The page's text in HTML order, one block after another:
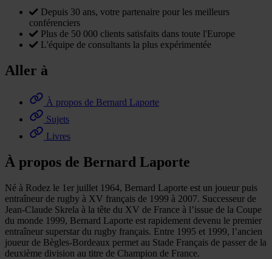
Depuis 30 ans, votre partenaire pour les meilleurs
conférenciers
Plus de 50 000 clients satisfaits dans toute l'Europe
L'équipe de consultants la plus expérimentée
Aller à
À propos de Bernard Laporte
Sujets
Livres
À propos de Bernard Laporte
Né à Rodez le 1er juillet 1964, Bernard Laporte est un joueur puis
entraîneur de rugby à XV français de 1999 à 2007. Successeur de
Jean-Claude Skrela à la tête du XV de France à l’issue de la Coupe
du monde 1999, Bernard Laporte est rapidement devenu le premier
entraîneur superstar du rugby français. Entre 1995 et 1999, l’ancien
joueur de Bègles-Bordeaux permet au Stade Français de passer de la
deuxième division au titre de Champion de France.